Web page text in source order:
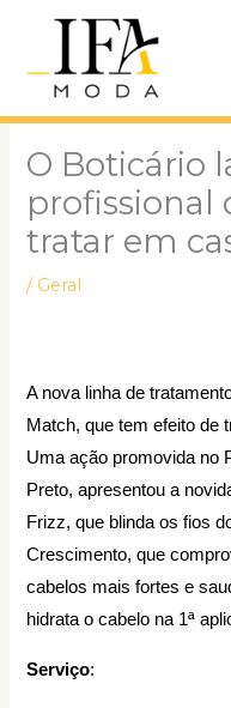
conteúdo
O Boticário
profissional
tratar em
/ Geral
A nova linha de
Match, que tem efeito de
Uma ação promovida no
Preto, apresentou a
Frizz, que blinda os fios
Crescimento, que
cabelos mais fortes e
hidrata o cabelo na 1ª
Serviço: